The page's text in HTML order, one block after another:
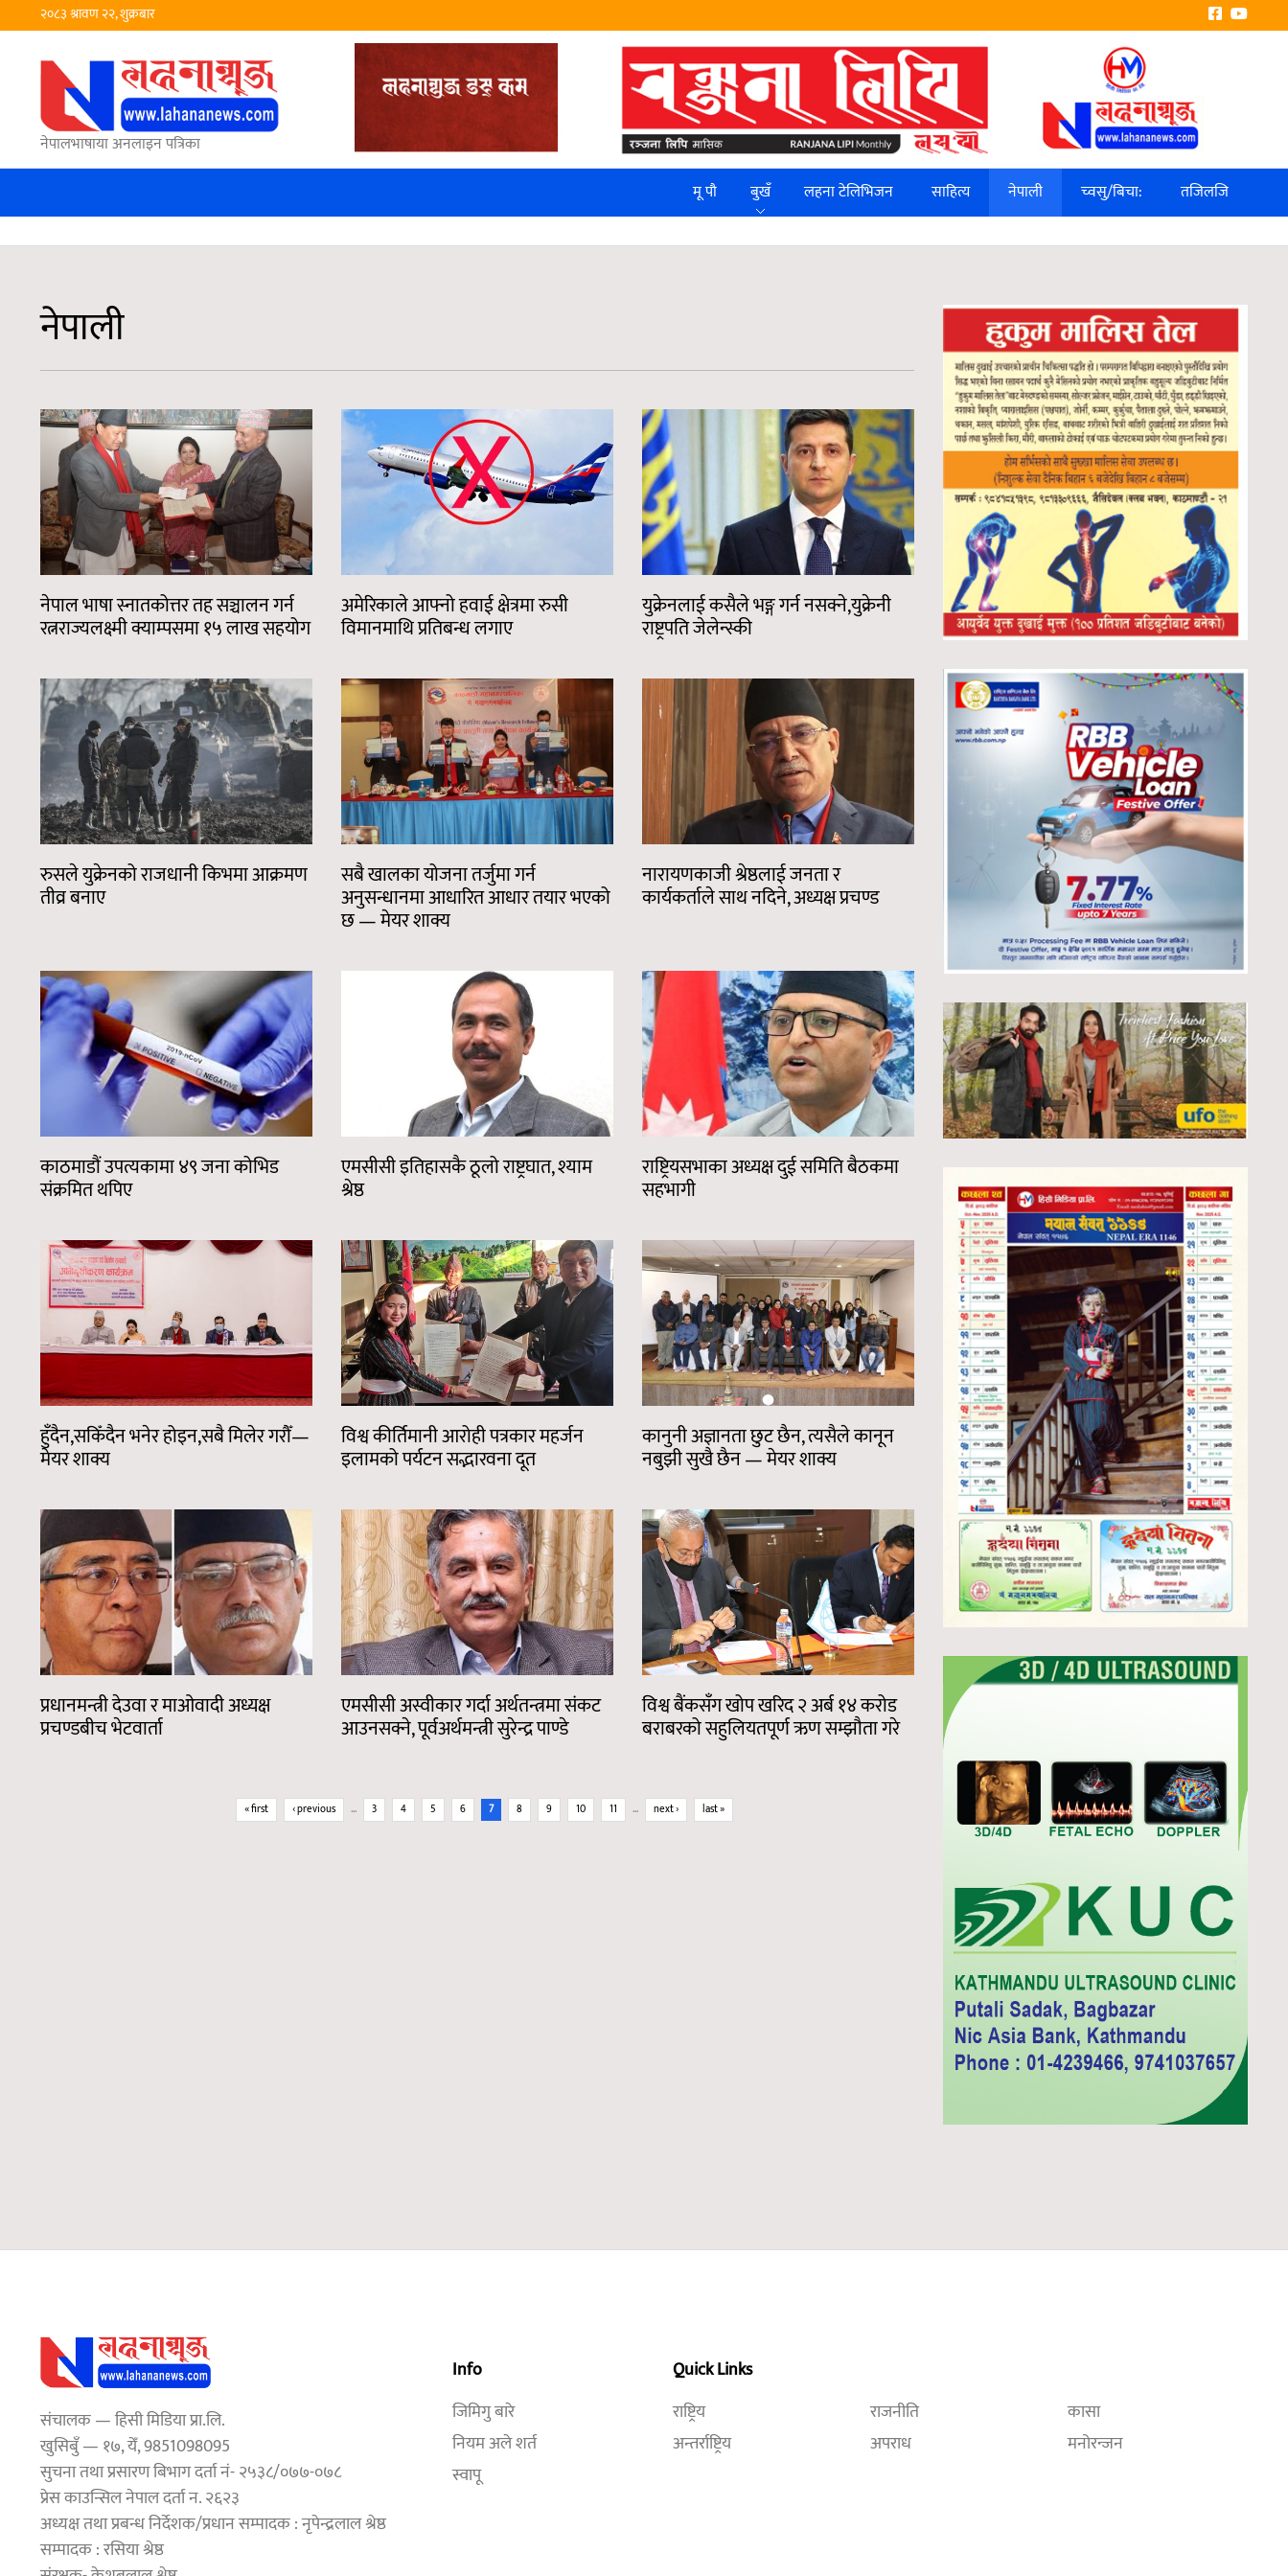
२०८३ श्रावण २२, शुक्रबार
नेपालभाषाया अनलाइन पत्रिका
मू पौ
बुखँ लहना टेलिभिजन साहित्य नेपाली च्वसु/बिचा: तजिलजि
नेपाली
नेपाल भाषा स्नातकोत्तर तह सञ्चालन गर्न
रत्नराज्यलक्ष्मी क्याम्पसमा १५ लाख सहयोग
अमेरिकाले आफ्नो हवाई क्षेत्रमा रुसी
विमानमाथि प्रतिबन्ध लगाए
युक्रेनलाई कसैले भङ्ग गर्न नसक्ने,युक्रेनी
राष्ट्रपति जेलेन्स्की
रुसले युक्रेनको राजधानी किभमा आक्रमण
तीव्र बनाए
सबै खालका योजना तर्जुमा गर्न
अनुसन्धानमा आधारित आधार तयार भएको
छ — मेयर शाक्य
नारायणकाजी श्रेष्ठलाई जनता र
कार्यकर्ताले साथ नदिने, अध्यक्ष प्रचण्ड
काठमाडौं उपत्यकामा ४९ जना कोभिड
संक्रमित थपिए
एमसीसी इतिहासकै ठूलो राष्ट्रघात, श्याम
श्रेष्ठ
राष्ट्रियसभाका अध्यक्ष दुई समिति बैठकमा
सहभागी
हुँदैन,सकिँदैन भनेर होइन,सबै मिलेर गरौँ—
मेयर शाक्य
विश्व कीर्तिमानी आरोही पत्रकार महर्जन
इलामको पर्यटन सद्भारवना दूत
कानुनी अज्ञानता छुट छैन, त्यसैले कानून
नबुझी सुखै छैन — मेयर शाक्य
प्रधानमन्त्री देउवा र माओवादी अध्यक्ष
प्रचण्डबीच भेटवार्ता
एमसीसी अस्वीकार गर्दा अर्थतन्त्रमा संकट
आउनसक्ने, पूर्वअर्थमन्त्री सुरेन्द्र पाण्डे
विश्व बैंकसँग खोप खरिद २ अर्ब १४ करोड
बराबरको सहुलियतपूर्ण ऋण सम्झौता गरे
« first ‹ previous … 3 4 5 6 7 8 9 10 11 … next › last »
संचालक — हिसी मिडिया प्रा.लि.
खुसिबुँ — १७, येँ, 9851098095
सुचना तथा प्रसारण बिभाग दर्ता नं- २५३८/०७७-०७८
प्रेस काउन्सिल नेपाल दर्ता न. २६२३
अध्यक्ष तथा प्रबन्ध निर्देशक/प्रधान सम्पादक : नृपेन्द्रलाल श्रेष्ठ
सम्पादक : रसिया श्रेष्ठ
Info
जिमिगु बारे
नियम अले शर्त
स्वापू
Quick Links
राष्ट्रिय
अन्तर्राष्ट्रिय
राजनीति
अपराध
कासा
मनोरन्जन